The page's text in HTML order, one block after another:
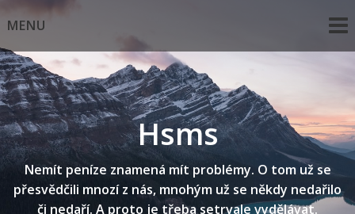
Skip
toMENU
Hsms
Nemít peníze znamená mít problémy. O tom už se
přesvědčili mnozí z nás, mnohým už se někdy nedařilo
či nedaří. A proto je třeba setrvale vydělávat.